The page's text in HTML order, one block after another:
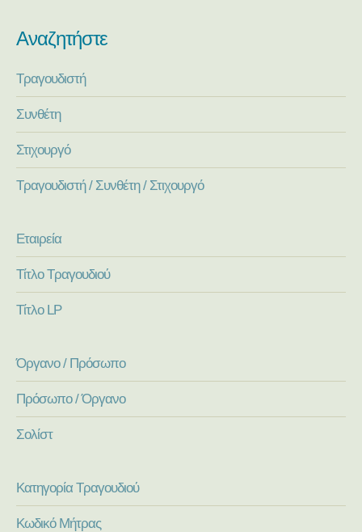
Αναζητήστε
Τραγουδιστή
Συνθέτη
Στιχουργό
Τραγουδιστή / Συνθέτη / Στιχουργό
Εταιρεία
Τίτλο Τραγουδιού
Τίτλο LP
Όργανο / Πρόσωπο
Πρόσωπο / Όργανο
Σολίστ
Κατηγορία Τραγουδιού
Κωδικό Μήτρας